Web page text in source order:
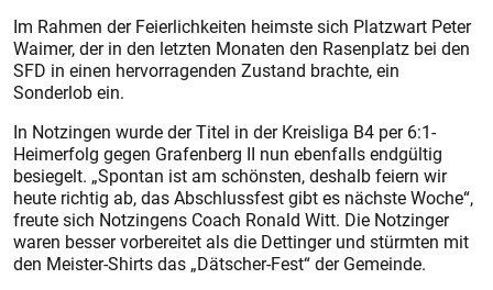
Im Rahmen der Feierlichkeiten heimste sich Platzwart Peter
Waimer, der in den letzten Monaten den Rasenplatz bei den
SFD in einen hervorragenden Zustand brachte, ein
Sonderlob ein.
In Notzingen wurde der Titel in der Kreisliga B4 per 6:1-
Heimerfolg gegen Grafenberg II nun ebenfalls endgültig
besiegelt. „Spontan ist am schönsten, deshalb feiern wir
heute richtig ab, das Abschlussfest gibt es nächste Woche“,
freute sich Notzingens Coach Ronald Witt. Die Notzinger
waren besser vorbereitet als die Dettinger und stürmten mit
den Meister-Shirts das „Dätscher-Fest“ der Gemeinde.